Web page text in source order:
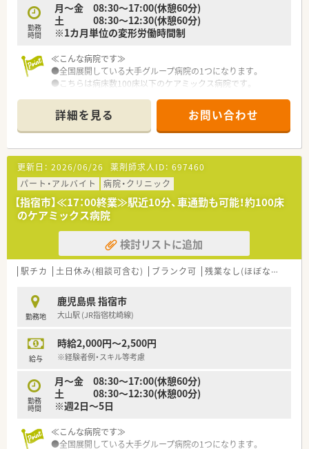
勤務
時間
月～金 08:30～17:00(休憩60分)
土 08:30～12:30(休憩60分)
※1カ月単位の変形労働時間制
≪こんな病院です≫
●全国展開している大手グループ病院の1つになります。
●こちらは病床数100床以下のケアミックス病院です。
協力しながら業務を行っております。
詳細を見る お問い合わせ
更新日： 2026/06/26 薬剤師求人ID： 697460
パート・アルバイト
病院・クリニック
【指宿市】≪17：00終業≫駅近10分、車通勤も可能！約100床
のケアミックス病院
検討リストに追加
駅チカ 土日休み(相談可含む) ブランク可 残業なし(ほぼなし含む)
勤務地
鹿児島県 指宿市
大山駅 (JR指宿枕崎線)
給与
時給2,000円～2,500円
※経験者例・スキル等考慮
勤務
時間
月～金 08:30～17:00(休憩60分)
土 08:30～12:30(休憩00分)
※週2日～5日
≪こんな病院です≫
●全国展開している大手グループ病院の1つになります。